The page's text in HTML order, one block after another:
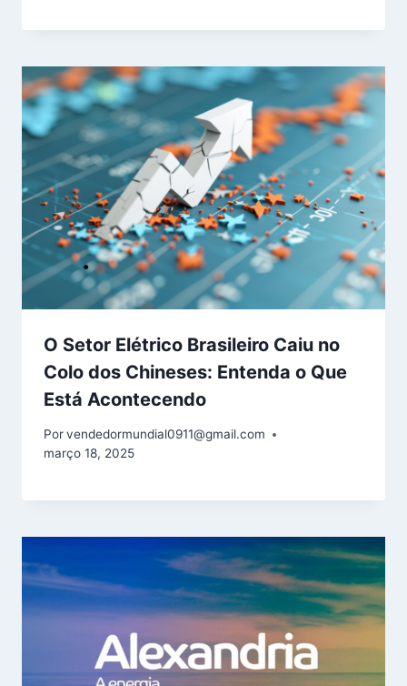
O Setor Elétrico Brasileiro Caiu no
Colo dos Chineses: Entenda o Que
Está Acontecendo
Porvendedormundial0911@gmail.com
março 18, 2025